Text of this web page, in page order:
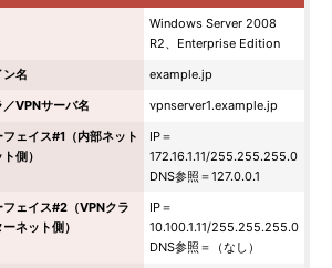
Windows Server 2008
R2、Enterprise Edition
名
example.jp
／VPNサーバ名
vpnserver1.example.jp
ェイス#1（内部ネット
側）
IP＝
172.16.1.11/255.255.255.0
DNS参照＝127.0.0.1
ェイス#2（VPNクラ
ネット側）
IP＝
10.100.1.11/255.255.255.0
DNS参照＝（なし）